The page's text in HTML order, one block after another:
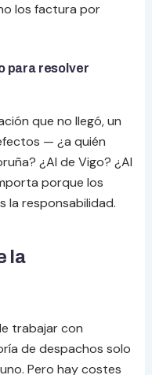
los factura por
para resolver
que no llegó, un
— ¿a quién
¿Al de Vigo? ¿Al
porque los
la responsabilidad.
la
trabajar con
de despachos solo
Pero hay costes